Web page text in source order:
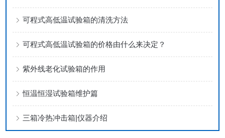
可程式高低温试验箱的清洗方法
可程式高低温试验箱的价格由什么来决定？
紫外线老化试验箱的作用
恒温恒湿试验箱维护篇
三箱冷热冲击箱|仪器介绍